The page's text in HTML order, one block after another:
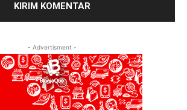
- Advertisment -